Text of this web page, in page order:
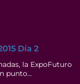
Día 2
la ExpoFuturo
punto…